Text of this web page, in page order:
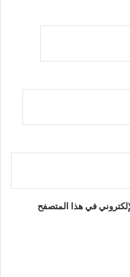
في هذا المتصفح